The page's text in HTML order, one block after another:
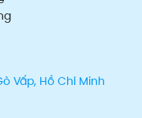
Vấp, Hồ Chí Minh